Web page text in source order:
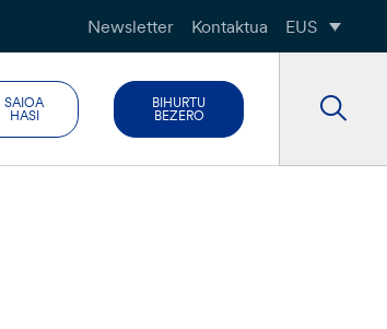
Newsletter Kontaktua EUS
SAIOA
HASI
BIHURTU
BEZERO